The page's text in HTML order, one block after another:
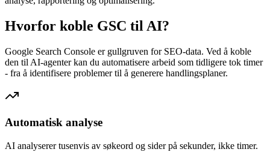
Hvorfor koble GSC til AI?
Google Search Console er gullgruven for SEO-data. Ved å koble
den til AI-agenter kan du automatisere arbeid som tidligere tok timer
- fra å identifisere problemer til å generere handlingsplaner.
Automatisk analyse
AI analyserer tusenvis av søkeord og sider på sekunder, ikke timer.